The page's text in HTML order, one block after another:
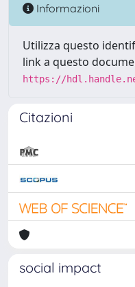
Informazioni
Utilizza questo
link a questo
https://
Citazioni
social impact